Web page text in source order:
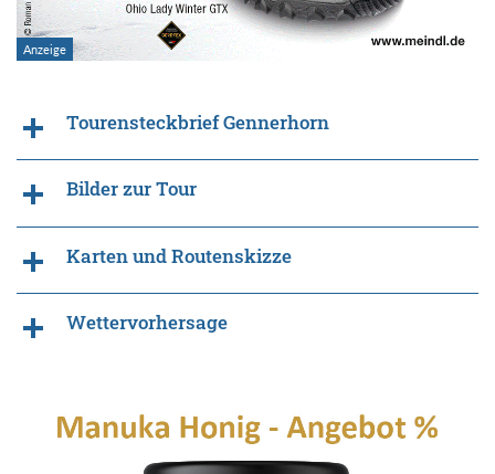
Tourensteckbrief Gennerhorn
Bilder zur Tour
Karten und Routenskizze
Wettervorhersage